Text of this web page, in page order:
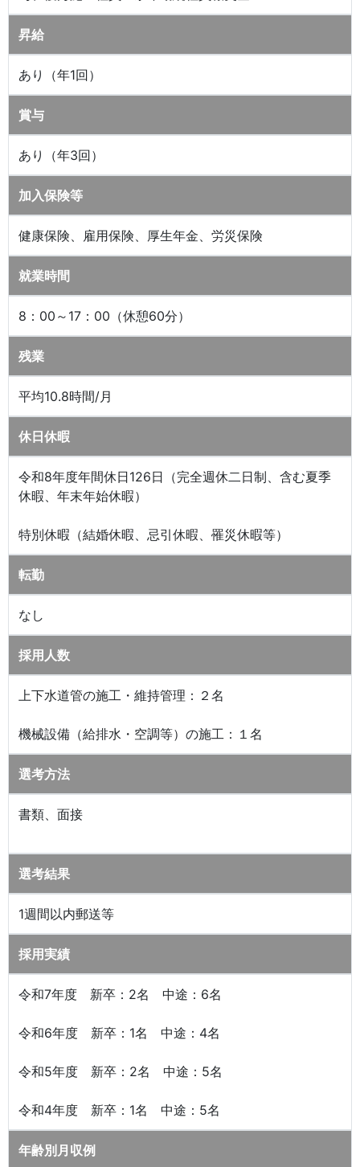
昇給
あり（年1回）
賞与
あり（年3回）
加入保険等
健康保険、雇用保険、厚生年金、労災保険
就業時間
8：00～17：00（休憩60分）
残業
平均10.8時間/月
休日休暇
令和8年度年間休日126日（完全週休二日制、含む夏季
休暇、年末年始休暇）
特別休暇（結婚休暇、忌引休暇、罹災休暇等）
転勤
なし
採用人数
上下水道管の施工・維持管理：２名
機械設備（給排水・空調等）の施工：１名
選考方法
書類、面接
選考結果
1週間以内郵送等
採用実績
令和7年度 新卒：2名 中途：6名
令和6年度 新卒：1名 中途：4名
令和5年度 新卒：2名 中途：5名
令和4年度 新卒：1名 中途：5名
年齢別月収例